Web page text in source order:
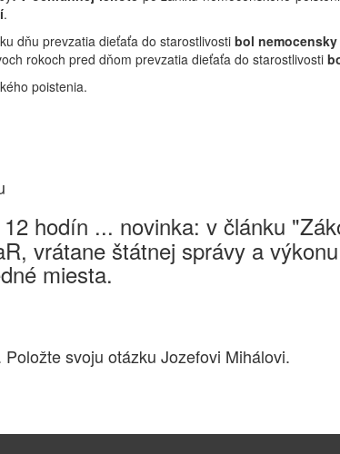
.
dňu prevzatia dieťaťa do starostlivostibol
rokoch pred dňom prevzatia dieťaťa do starostlivosti
poistenia.
hodín ... novinka: v článku
vrátane štátnej správy a
miesta.
svoju otázku Jozefovi Mihálovi.